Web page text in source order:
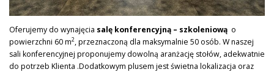
Oferujemy do wynajęcia salę konferencyjną – szkoleniową o
powierzchni 60 m2, przeznaczoną dla maksymalnie 50 osób. W naszej
sali konferencyjnej proponujemy dowolną aranżację stołów, adekwatnie
do potrzeb Klienta .Dodatkowym plusem jest świetna lokalizacja oraz